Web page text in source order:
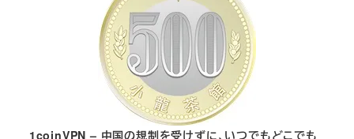
1coinVPN – 中国の規制を受けずに、いつでもどこでも